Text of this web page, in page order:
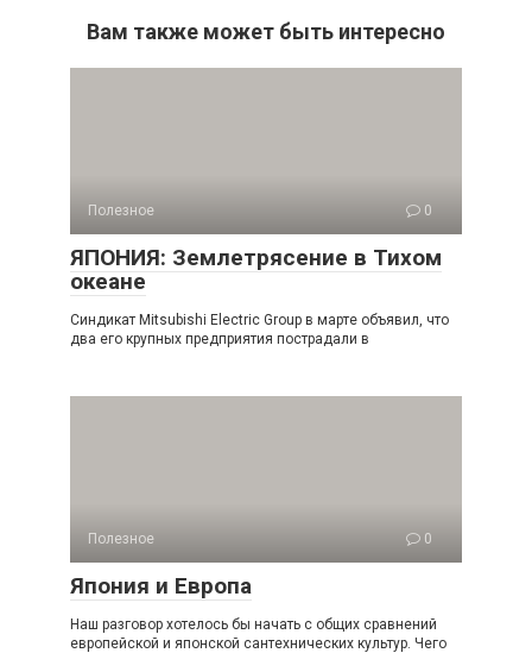
Вам также может быть интересно
Полезное 0
ЯПОНИЯ: Землетрясение в Тихом
океане
Синдикат Mitsubishi Electric Group в марте объявил, что
два его крупных предприятия пострадали в
Полезное 0
Япония и Европа
Наш разговор хотелось бы начать с общих сравнений
европейской и японской сантехнических культур. Чего